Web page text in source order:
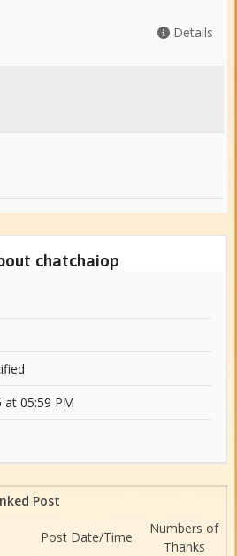
Details
chatchaiop
at 05:59 PM
Post
Post Date/Time
Numbers of
Thanks